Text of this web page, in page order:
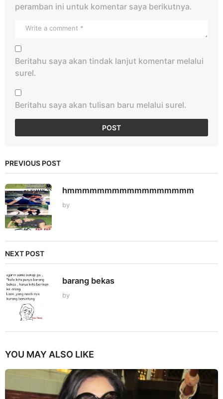
peramban ini untuk komentar saya berikutnya.
Beritahu saya akan tindak lanjut komentar melalui
surel.
Beritahu saya akan tulisan baru melalui surel.
PREVIOUS POST
hmmmmmmmmmmmmmmmmm
by
NEXT POST
barang bekas
by
YOU MAY ALSO LIKE